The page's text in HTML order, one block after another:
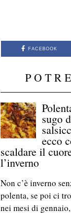
FACEBOOK
sugo
ecco
scaldare il
l’inverno
Non c’è inverno
polenta, se poi ci
nei mesi di